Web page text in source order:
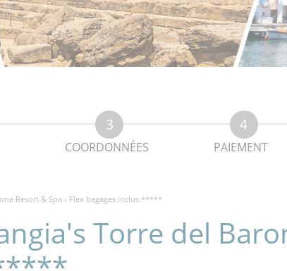
COORDONNÉES PAIEMENT
Resort & Spa - Flex bagages inclus *****
Torre del